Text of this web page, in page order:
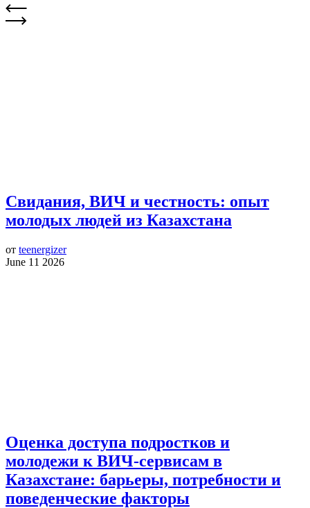
Свидания, ВИЧ и честность: опыт
молодых людей из Казахстана
от teenergizer
June 11 2026
Оценка доступа подростков и
молодежи к ВИЧ-сервисам в
Казахстане: барьеры, потребности и
поведенческие факторы